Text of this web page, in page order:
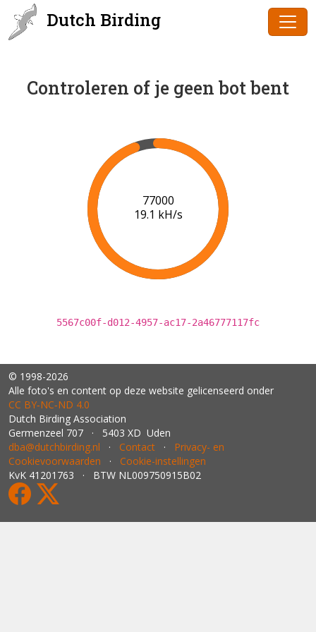
Dutch Birding
Controleren of je geen bot bent
78000
19.1 kH/s
5567c00f-d012-4957-ac17-2a46777117fc
© 1998-2026
Alle foto's en content op deze website gelicenseerd onder
CC BY‑NC‑ND 4.0
Dutch Birding Association
Germenzeel 707 · 5403 XD Uden
dba@dutchbirding.nl · Contact · Privacy- en
Cookievoorwaarden · Cookie-instellingen
KvK 41201763 · BTW NL009750915B02